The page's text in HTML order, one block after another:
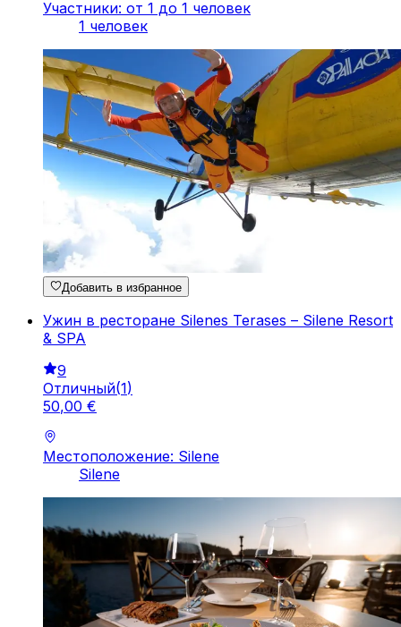
Участники: от 1 до 1 человек
1 человек
Добавить в избранное
Ужин в ресторане Silenes Terases – Silene Resort
& SPA
9
Отличный(1)
50,00 €
Местоположение: Silene
Silene